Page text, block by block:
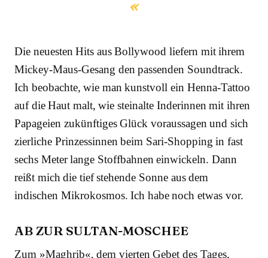
Die neuesten Hits aus Bollywood liefern mit ihrem
Mickey-Maus-Gesang den passenden Soundtrack.
Ich beobachte, wie man kunstvoll ein Henna-Tattoo
auf die Haut malt, wie steinalte Inderinnen mit ihren
Papageien zukünftiges Glück voraussagen und sich
zierliche Prinzessinnen beim Sari-Shopping in fast
sechs Meter lange Stoffbahnen einwickeln. Dann
reißt mich die tief stehende Sonne aus dem
indischen Mikrokosmos. Ich habe noch etwas vor.
AB ZUR SULTAN-MOSCHEE
Zum »Maghrib«, dem vierten Gebet des Tages,